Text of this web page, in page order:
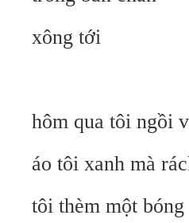
xông tới
hôm qua tôi ngồi
áo tôi xanh mà
tôi thèm một bóng